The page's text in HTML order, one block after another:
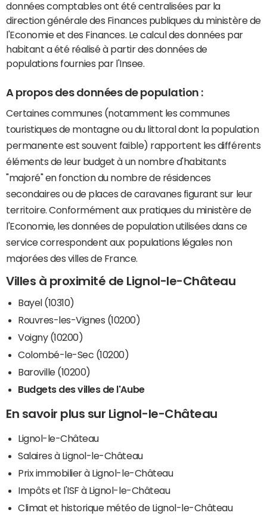
données comptables ont été centralisées par la
direction générale des Finances publiques du ministère de
l'Economie et des Finances. Le calcul des données par
habitant a été réalisé à partir des données de
populations fournies par l'Insee.
A propos des données de population :
Certaines communes (notamment les communes
touristiques de montagne ou du littoral dont la population
permanente est souvent faible) rapportent les différents
éléments de leur budget à un nombre d'habitants
"majoré" en fonction du nombre de résidences
secondaires ou de places de caravanes figurant sur leur
territoire. Conformément aux pratiques du ministère de
l'Economie, les données de population utilisées dans ce
service correspondent aux populations légales non
majorées des villes de France.
Villes à proximité de Lignol-le-Château
Bayel (10310)
Rouvres-les-Vignes (10200)
Voigny (10200)
Colombé-le-Sec (10200)
Baroville (10200)
Budgets des villes de l'Aube
En savoir plus sur Lignol-le-Château
Lignol-le-Château
Salaires à Lignol-le-Château
Prix immobilier à Lignol-le-Château
Impôts et l'ISF à Lignol-le-Château
Climat et historique météo de Lignol-le-Château